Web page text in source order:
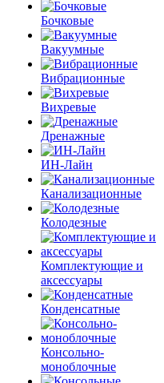
Бочковые
Вакуумные
Вибрационные
Вихревые
Дренажные
ИН-Лайн
Канализационные
Колодезные
Комплектующие и
аксессуары
Конденсатные
Консольно-
моноблочные